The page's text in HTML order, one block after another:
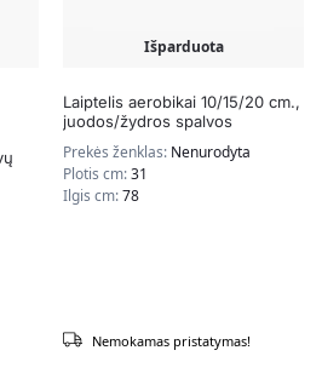
Išparduota
Laiptelis aerobikai 10/15/20 cm.,
juodos/žydros spalvos
Prekės ženklas: Nenurodyta
Plotis cm:31
Ilgis cm:78
Nemokamas pristatymas!